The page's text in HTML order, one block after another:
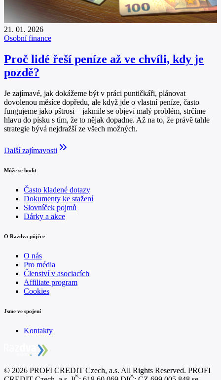
21. 01. 2026
Osobní finance
Proč lidé řeší peníze až ve chvíli, kdy je
pozdě?
Je zajímavé, jak dokážeme být v práci puntičkáři, plánovat
dovolenou měsíce dopředu, ale když jde o vlastní peníze, často
fungujeme jako pštrosi – jakmile se objeví malý problém, strčíme
hlavu do písku s tím, že to nějak dopadne. Až na to, že právě tahle
strategie bývá nejdražší ze všech možných.
Další zajímavosti
Může se hodit
Často kladené dotazy
Dokumenty ke stažení
Slovníček pojmů
Dárky a akce
O Razdva půjčce
O nás
Pro média
Členství v asociacích
Affiliate program
Cookies
Jsme ve spojení
Kontakty
© 2026 PROFI CREDIT Czech, a.s. All Rights Reserved. PROFI